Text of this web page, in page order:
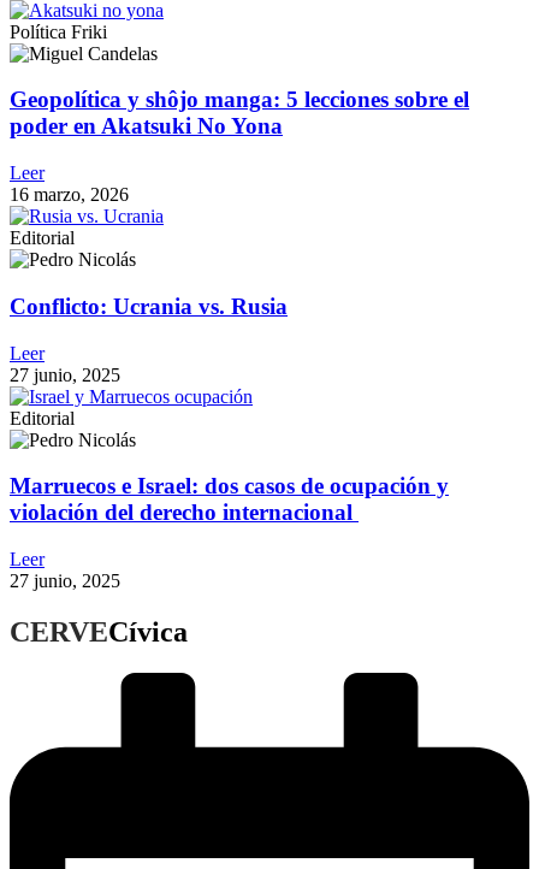
Política Friki
Geopolítica y shôjo manga: 5 lecciones sobre el
poder en Akatsuki No Yona
Leer
16 marzo, 2026
Editorial
Conflicto: Ucrania vs. Rusia
Leer
27 junio, 2025
Editorial
Marruecos e Israel: dos casos de ocupación y
violación del derecho internacional
Leer
27 junio, 2025
CERVECívica